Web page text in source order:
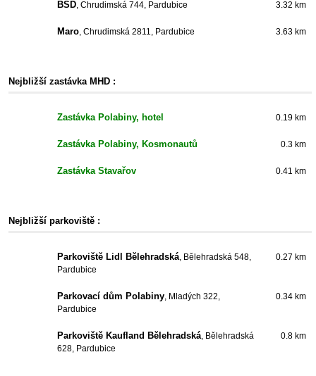
BSD, Chrudimská 744, Pardubice 3.32 km
Maro, Chrudimská 2811, Pardubice 3.63 km
Nejbližší zastávka MHD :
Zastávka Polabiny, hotel 0.19 km
Zastávka Polabiny, Kosmonautů 0.3 km
Zastávka Stavařov 0.41 km
Nejbližší parkoviště :
Parkoviště Lidl Bělehradská, Bělehradská 548,
Pardubice
0.27 km
Parkovací dům Polabiny, Mladých 322,
Pardubice
0.34 km
Parkoviště Kaufland Bělehradská, Bělehradská
628, Pardubice
0.8 km